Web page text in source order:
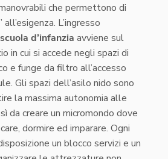
che permettono di
L’ingresso
scuola d’infanzia avviene sul
in cui si accede negli spazi di
e funge da filtro all’accesso
Gli spazi dell’asilo nido sono
la massima autonomia alle
da creare un micromondo dove
dormire ed imparare. Ogni
un blocco servizi e un